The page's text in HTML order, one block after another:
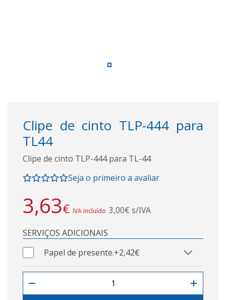
Clipe de cinto TLP-444 para
TL44
Clipe de cinto TLP-444 para TL-44
Seja o primeiro a avaliar
3,63€ IVA incluído 3,00€ s/IVA
SERVIÇOS ADICIONAIS
Papel de presente.+2,42€